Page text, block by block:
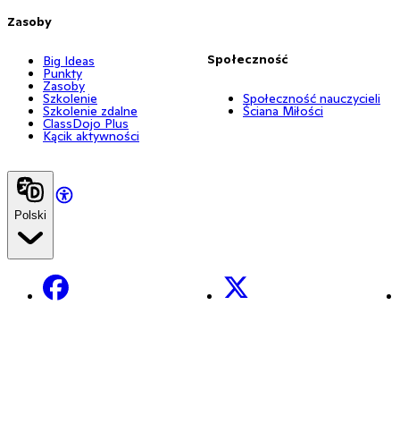
Zasoby
Big Ideas
Punkty
Zasoby
Szkolenie
Szkolenie zdalne
ClassDojo Plus
Kącik aktywności
Społeczność
Społeczność nauczycieli
Ściana Miłości
Polski
Facebook X